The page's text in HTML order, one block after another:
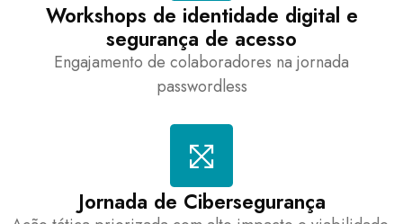
Workshops de identidade digital e
segurança de acesso
Engajamento de colaboradores na jornada
passwordless
Jornada de Cibersegurança